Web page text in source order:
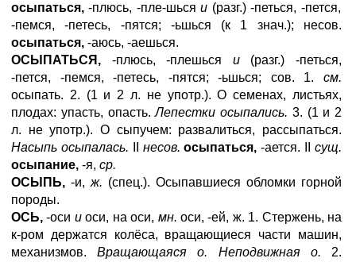
осыпаться, -плюсь, -пле-шьсяи (разг.) -петься, -пется,
-пемся, -петесь, -пятся; -ьшься (к 1 знач.); несов.
осыпаться, -аюсь, -аешься.
ОСЫПАТЬСЯ, -плюсь, -плешься и(разг.) -петься,
-пется, -пемся, -петесь, -пятся; -ьшься; сов. 1. см.
осыпать. 2. (1 и 2 л. не употр.). О семенах, листьях,
плодах: упасть, опасть.Лепестки осыпались. 3. (1 и 2
л. не употр.). О сыпучем: развалиться, рассыпаться.
Насыпь осыпалась.
несов.осыпаться, -ается. IIсущ.
осыпание, -я, ср.
ОСЫПЬ, -и, ж. (спец.). Осыпавшиеся обломки горной
породы.
ОСЬ, -оси иоси, на оси, мн. оси, -ей, ж. 1. Стержень, на
к-ром держатся колёса, вращающиеся части машин,
механизмов.Вращающаяся о. Неподвижная о. 2.